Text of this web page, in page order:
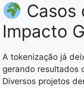
Casos
Impacto
A tokenização já
gerando resultados
Diversos projetos